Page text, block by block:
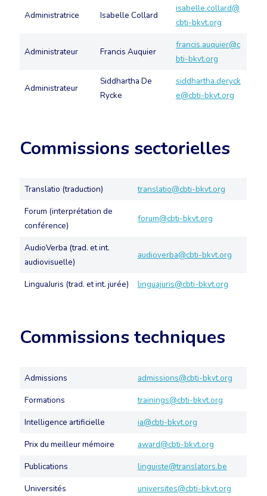
Administratrice Isabelle Collard
isabelle.collard@
cbti-bkvt.org
Administrateur Francis Auquier
francis.auquier@c
bti-bkvt.org
Administrateur
Siddhartha De
Rycke
siddhartha.deryck
e@cbti-bkvt.org
Commissions sectorielles
Translatio (traduction)
translatio@cbti-bkvt.org
Forum (interprétation de
conférence)
forum@cbti-bkvt.org
AudioVerba (trad. et int.
audiovisuelle)
audioverba@cbti-bkvt.org
LinguaJuris (trad. et int. jurée) linguajuris@cbti-bkvt.org
Commissions techniques
Admissions
admissions@cbti-bkvt.org
Formations
trainings@cbti-bkvt.org
Intelligence artificielle
ia@cbti-bkvt.org
Prix du meilleur mémoire
award@cbti-bkvt.org
Publications
linguiste@translators.be
Universités
universites@cbti-bkvt.org